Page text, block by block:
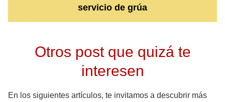
servicio de grúa
Otros post que quizá te
interesen
En los siguientes artículos, te invitamos a descubrir más